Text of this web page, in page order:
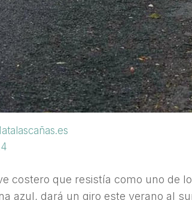
costero que resistía como uno de
azul, dará un giro este verano al